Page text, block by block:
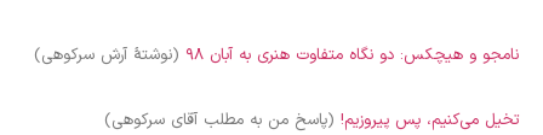
نامجو و هیچکس: دو نگاه متفاوت هنری به آبان‌ ۹۸ (نوشتهٔ آرش سرکوهی)
تخیل می‌کنیم، پس پیروزیم! (پاسخ من به مطلب آقای سرکوهی)